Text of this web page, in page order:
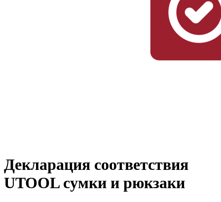
Декларация соответствия
UTOOL сумки и рюкзаки